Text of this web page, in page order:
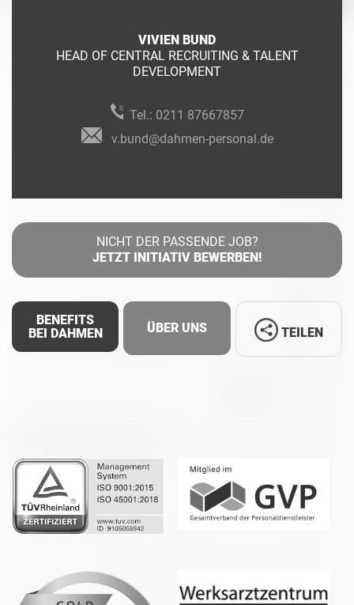
VIVIEN BUND
HEAD OF CENTRAL RECRUITING & TALENT
DEVELOPMENT
Tel.: 0211 87667857
v.bund@dahmen-personal.de
NICHT DER PASSENDE JOB?
JETZT INITIATIV BEWERBEN!
BENEFITS
BEI DAHMEN
ÜBER UNS TEILEN